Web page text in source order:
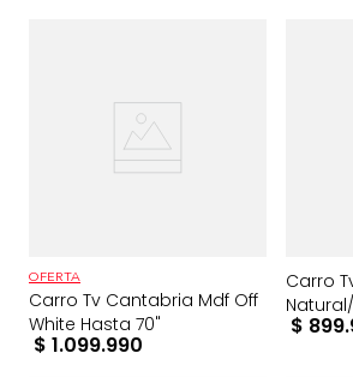
OFERTA
Carro Tv Cantabria Mdf Off
White Hasta 70"
$ 1.099.990
Carro
$ 899.